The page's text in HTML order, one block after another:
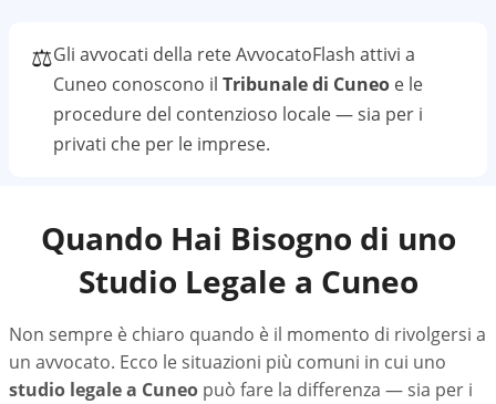
⚖️Gli avvocati della rete AvvocatoFlash attivi a
Cuneo conoscono il Tribunale di Cuneo e le
procedure del contenzioso locale — sia per i
privati che per le imprese.
Quando Hai Bisogno di uno
Studio Legale a Cuneo
Non sempre è chiaro quando è il momento di rivolgersi a
un avvocato. Ecco le situazioni più comuni in cui uno
studio legale a Cuneo può fare la differenza — sia per i